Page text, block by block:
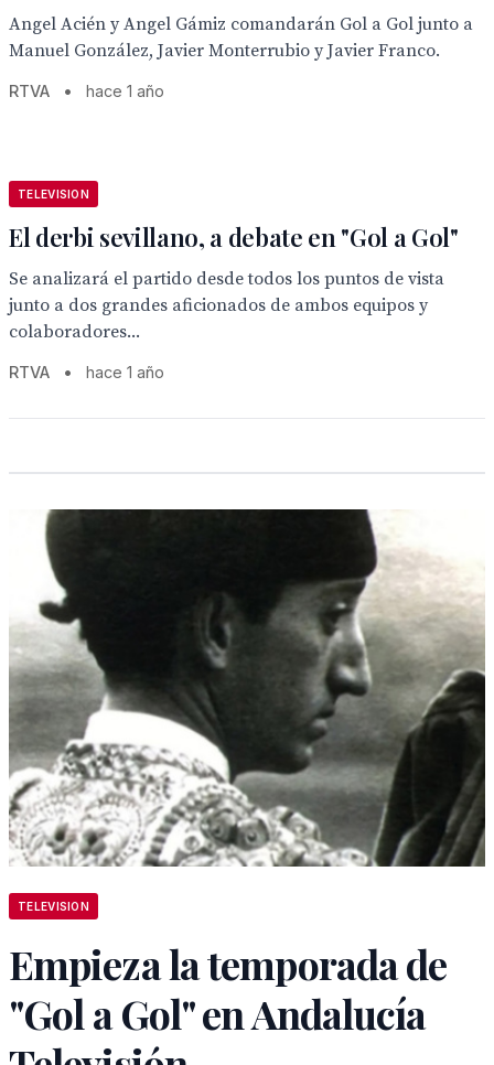
Angel Acién y Angel Gámiz comandarán Gol a Gol junto a
Manuel González, Javier Monterrubio y Javier Franco.
RTVA • hace 1 año
TELEVISION
El derbi sevillano, a debate en "Gol a Gol"
Se analizará el partido desde todos los puntos de vista
junto a dos grandes aficionados de ambos equipos y
colaboradores...
RTVA • hace 1 año
TELEVISION
Empieza la temporada de
"Gol a Gol" en Andalucía